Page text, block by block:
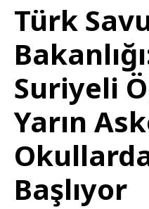
Türk
Suriyeli
Yarın
Başlıyor